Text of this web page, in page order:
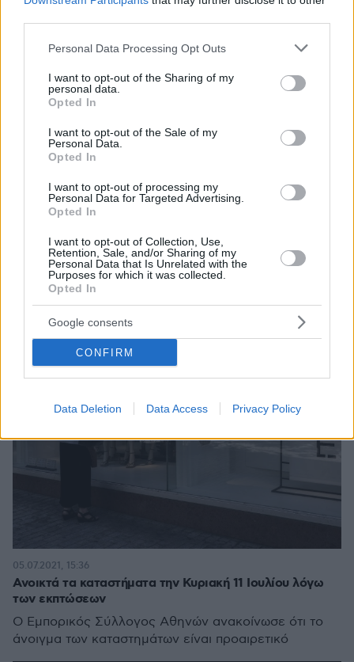
Please note that this website/app uses one or more Google
not limited to your visit or usage behaviour. You may click to
grant or deny consent to Google and its third-party tags to
use your data for below specified purposes in below Google
consent section.
Personal Data Processing Opt Outs
I want to opt-out of the Sharing of my
personal data.
Opted In
I want to opt-out of the Sale of my
Personal Data.
Opted In
I want to opt-out of processing my
Personal Data for Targeted Advertising.
Opted In
I want to opt-out of Collection, Use,
Retention, Sale, and/or Sharing of my
Personal Data that Is Unrelated with the
Purposes for which it was collected.
Opted In
Google consents
CONFIRM
Data Deletion Data Access Privacy Policy
Δείτε το ωράριο
Προαιρετικά ανοικτά μπορούν να είναι σήμερα,
11.07.2021, 08:25
Ανοικτά τα καταστήματα την Κυριακή 11 Ιουλίου λόγω
των εκπτώσεων
Ο Εμπορικός Σύλλογος Αθηνών ανακοίνωσε ότι το
άνοιγμα των καταστημάτων είναι προαιρετικό
05.07.2021, 15:36